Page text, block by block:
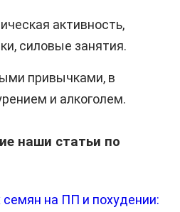
активность,
силовые занятия.
привычками, в
и алкоголем.
наши статьи по
на ПП и похудении: